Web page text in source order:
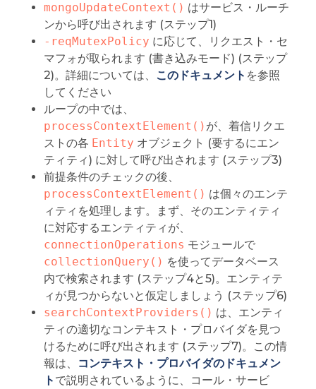
mongoUpdateContext() はサービス・ルーチ
ンから呼び出されます (ステップ1)
-reqMutexPolicy に応じて、リクエスト・セ
マフォが取られます (書き込みモード) (ステップ
2)。詳細については、
このドキュメント を参照
してください
ループの中では、
processContextElement() が、着信リクエ
ストの各 Entity オブジェクト (要するにエン
ティティ) に対して呼び出されます (ステップ3)
前提条件のチェックの後、
processContextElement() は個々のエンテ
ィティを処理します。まず、そのエンティティ
に対応するエンティティが、
connectionOperations モジュールで
collectionQuery() を使ってデータベース
内で検索されます (ステップ4と5)。エンティテ
ィが見つからないと仮定しましょう (ステップ6)
searchContextProviders() は、エンティ
ティの適切なコンテキスト・プロバイダを見つ
けるために呼び出されます (ステップ7)。この情
報は、
コンテキスト・プロバイダのドキュメン
ト で説明されているように、コール・サービ